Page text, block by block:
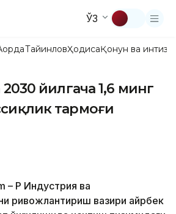
ЎЗ
ТайинловҲодисаҚонун ва
2030 йилгача 1,6 минг
тармоғи
– ҚР Индустрия ва
ривожлантириш вазири Қайрбек